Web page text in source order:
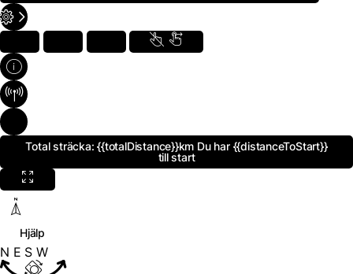
Total sträcka:{{totalDistance}}km Du har {{distanceToStart}}
till start
Hjälp
N E S W